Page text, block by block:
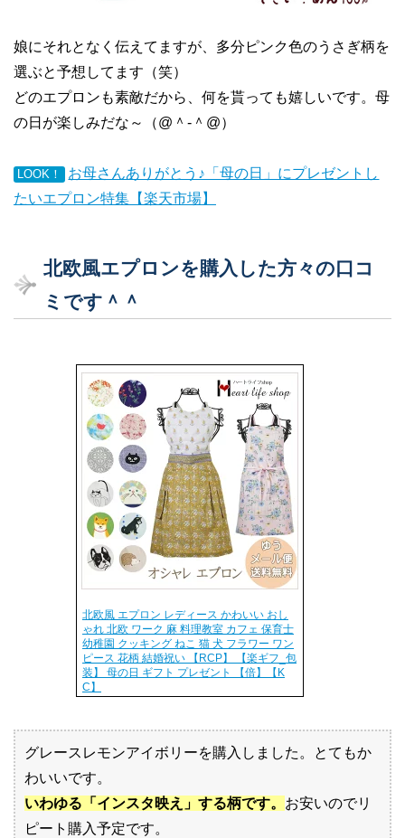
娘にそれとなく伝えてますが、多分ピンク色のうさぎ柄を
選ぶと予想してます（笑）
どのエプロンも素敵だから、何を貰っても嬉しいです。母
の日が楽しみだな～（@＾-＾@）
LOOK！
お母さんありがとう♪「母の日」にプレゼントし
たいエプロン特集【楽天市場】
北欧風エプロンを購入した方々の口コ
ミです＾＾
北欧風 エプロン レディース かわいい おし
ゃれ 北欧 ワーク 麻 料理教室 カフェ 保育士
幼稚園 クッキング ねこ 猫 犬 フラワー ワン
ピース 花柄 結婚祝い 【RCP】 【楽ギフ_包
装】 母の日 ギフト プレゼント 【倍】【K
C】
グレースレモンアイボリーを購入しました。とてもか
わいいです。
いわゆる「インスタ映え」する柄です。 お安いのでリ
ピート購入予定です。